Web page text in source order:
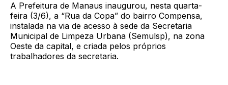
A Prefeitura de Manaus inaugurou, nesta quarta-
feira (3/6), a “Rua da Copa” do bairro Compensa,
instalada na via de acesso à sede da Secretaria
Municipal de Limpeza Urbana (Semulsp), na zona
Oeste da capital, e criada pelos próprios
trabalhadores da secretaria.